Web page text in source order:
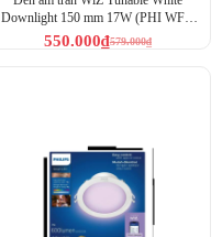
Downlight 150 mm 17W (PHI WFB
TW/12.5W RD5)
579.000₫
550.000₫